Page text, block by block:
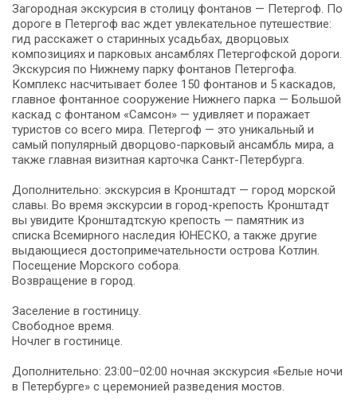
Загородная экскурсия в столицу фонтанов — Петергоф. По
дороге в Петергоф вас ждет увлекательное путешествие:
гид расскажет о старинных усадьбах, дворцовых
композициях и парковых ансамблях Петергофской дороги.
Экскурсия по Нижнему парку фонтанов Петергофа.
Комплекс насчитывает более 150 фонтанов и 5 каскадов,
главное фонтанное сооружение Нижнего парка — Большой
каскад с фонтаном «Самсон» — удивляет и поражает
туристов со всего мира. Петергоф — это уникальный и
самый популярный дворцово-парковый ансамбль мира, а
также главная визитная карточка Санкт-Петербурга.
Дополнительно: экскурсия в Кронштадт — город морской
славы. Во время экскурсии в город-крепость Кронштадт
вы увидите Кронштадтскую крепость — памятник из
списка Всемирного наследия ЮНЕСКО, а также другие
выдающиеся достопримечательности острова Котлин.
Посещение Морского собора.
Возвращение в город.
Заселение в гостиницу.
Свободное время.
Ночлег в гостинице.
Дополнительно: 23:00–02:00 ночная экскурсия «Белые ночи
в Петербурге» с церемонией разведения мостов.